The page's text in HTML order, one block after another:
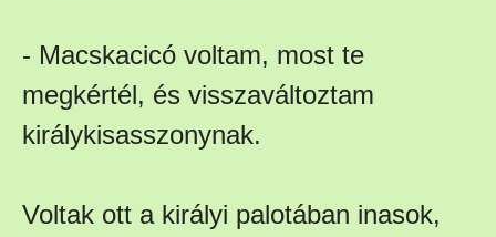
- Macskacicó voltam, most te
megkértél, és visszaváltoztam
királykisasszonynak.
Voltak ott a királyi palotában inasok,